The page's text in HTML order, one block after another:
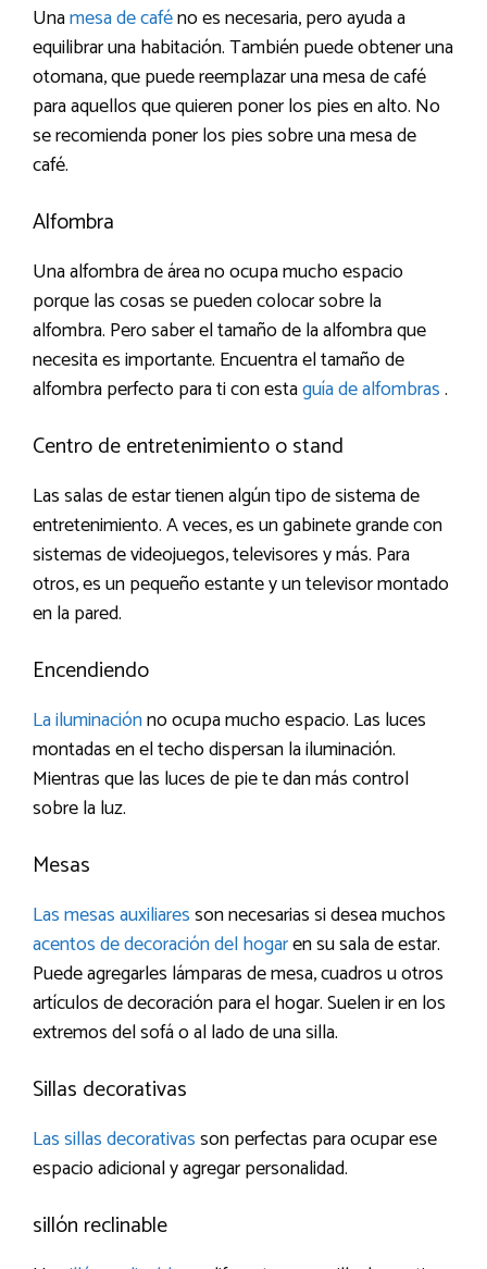
Unamesa de caféno es necesaria, pero ayuda a
equilibrar una habitación. También puede obtener una
otomana, que puede reemplazar una mesa de café
para aquellos que quieren poner los pies en alto. No
se recomienda poner los pies sobre una mesa de
café.
Alfombra
Una alfombra de área no ocupa mucho espacio
porque las cosas se pueden colocar sobre la
alfombra. Pero saber el tamaño de la alfombra que
necesita es importante. Encuentra el tamaño de
alfombra perfecto para ti con estaguía de alfombras.
Centro de entretenimiento o stand
Las salas de estar tienen algún tipo de sistema de
entretenimiento. A veces, es un gabinete grande con
sistemas de videojuegos, televisores y más. Para
otros, es un pequeño estante y un televisor montado
en la pared.
Encendiendo
La iluminaciónno ocupa mucho espacio. Las luces
montadas en el techo dispersan la iluminación.
Mientras que las luces de pie te dan más control
sobre la luz.
Mesas
Las mesas auxiliaresson necesarias si desea muchos
acentos de decoración del hogaren su sala de estar.
Puede agregarles lámparas de mesa, cuadros u otros
artículos de decoración para el hogar. Suelen ir en los
extremos del sofá o al lado de una silla.
Sillas decorativas
Las sillas decorativasson perfectas para ocupar ese
espacio adicional y agregar personalidad.
sillón reclinable